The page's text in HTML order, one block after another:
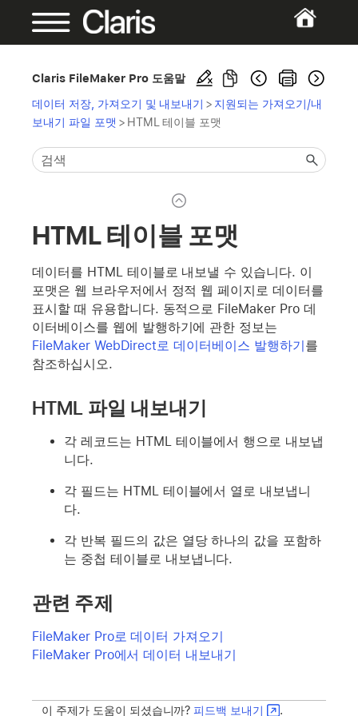
Claris FileMaker Pro 도움말
데이터 저장, 가져오기 및 내보내기 > 지원되는 가져오기/내
보내기 파일 포맷 > HTML 테이블 포맷
HTML 테이블 포맷
데이터를 HTML 테이블로 내보낼 수 있습니다. 이
포맷은 웹 브라우저에서 정적 웹 페이지로 데이터를
표시할 때 유용합니다. 동적으로 FileMaker Pro 데
이터베이스를 웹에 발행하기에 관한 정보는
FileMaker WebDirect로 데이터베이스 발행하기를
참조하십시오.
HTML 파일 내보내기
각 레코드는 HTML 테이블에서 행으로 내보냅
니다.
각 필드는 HTML 테이블에서 열로 내보냅니
다.
각 반복 필드의 값은 열당 하나의 값을 포함하
는 중첩 테이블로 내보냅니다.
관련 주제
FileMaker Pro로 데이터 가져오기
FileMaker Pro에서 데이터 내보내기
이 주제가 도움이 되셨습니까?피드백 보내기 .